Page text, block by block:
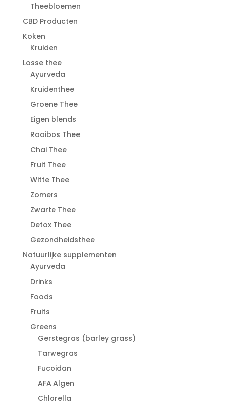
Theebloemen
CBD Producten
Koken
Kruiden
Losse thee
Ayurveda
Kruidenthee
Groene Thee
Eigen blends
Rooibos Thee
Chai Thee
Fruit Thee
Witte Thee
Zomers
Zwarte Thee
Detox Thee
Gezondheidsthee
Natuurlijke supplementen
Ayurveda
Drinks
Foods
Fruits
Greens
Gerstegras (barley grass)
Tarwegras
Fucoidan
AFA Algen
Chlorella